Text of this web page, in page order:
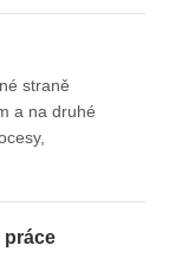
straně
a na druhé
práce